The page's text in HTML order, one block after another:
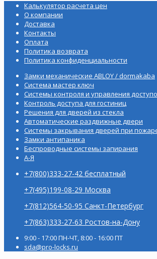
Калькулятор расчета цен
О компании
Доставка
Контакты
Оплата
Политика возврата
Политика конфиденциальности
Замки механические ABLOY / dormakaba
Система мастер ключ
Системы контроля и управления
Контроль доступа для гостиниц
Решения для дверей из стекла
Автоматические раздвижные двери
Системы закрывания дверей при
Замки антипаника
Беспроводные системы запирания
А-Я
+7(800)333-27-42 бесплатный
+7(495)199-08-29 Москва
+7(812)564-50-95 Санкт-Петербург
+7(863)333-27-63 Ростов-на-Дону
9:00 - 17:00 ПН-ЧТ, 8:00 - 16:00 ПТ
sda@pro-locks.ru